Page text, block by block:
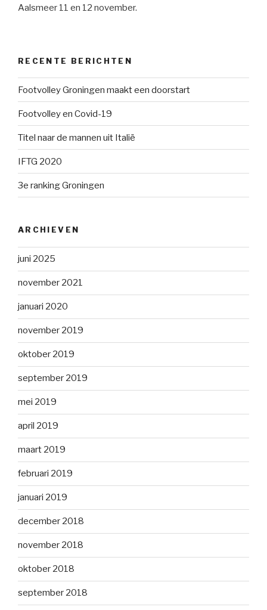
Aalsmeer 11 en 12 november.
RECENTE BERICHTEN
Footvolley Groningen maakt een doorstart
Footvolley en Covid-19
Titel naar de mannen uit Italië
IFTG 2020
3e ranking Groningen
ARCHIEVEN
juni 2025
november 2021
januari 2020
november 2019
oktober 2019
september 2019
mei 2019
april 2019
maart 2019
februari 2019
januari 2019
december 2018
november 2018
oktober 2018
september 2018